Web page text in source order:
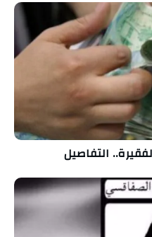
التفاصيل